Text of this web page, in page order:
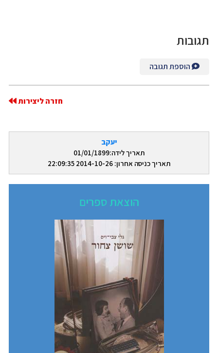
יעקב
תאריך לידה:01/01/1899
תאריך כניסה אחרון: 2014-10-26 22:09:35
הוצאת ספרים
תגובות
הוספת תגובה
חזרה ליצירות